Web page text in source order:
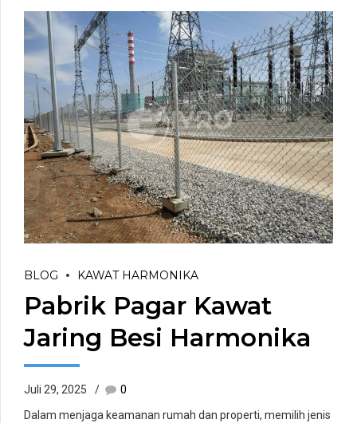
BLOG KAWAT HARMONIKA
Pabrik Pagar Kawat
Jaring Besi Harmonika
Juli 29, 2025
0
Dalam menjaga keamanan rumah dan properti, memilih jenis